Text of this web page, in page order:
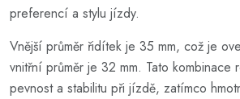
preferencí a stylu jízdy.
Vnější průměr řidítek je 35 mm, což je
vnitřní průměr je 32 mm. Tato kombinace
pevnost a stabilitu při jízdě, zatímco